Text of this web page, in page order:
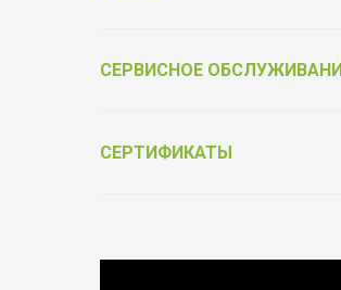
СЕРВИСНОЕ
СЕРТИФИКАТЫ